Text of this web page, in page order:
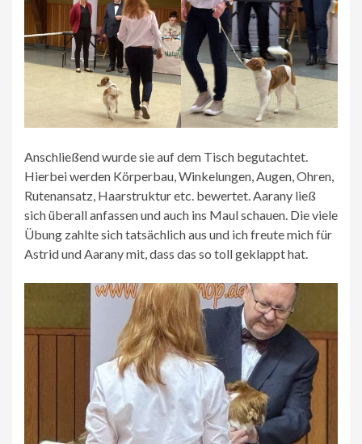
Anschließend wurde sie auf dem Tisch begutachtet.
Hierbei werden Körperbau, Winkelungen, Augen, Ohren,
Rutenansatz, Haarstruktur etc. bewertet. Aarany ließ
sich überall anfassen und auch ins Maul schauen. Die viele
Übung zahlte sich tatsächlich aus und ich freute mich für
Astrid und Aarany mit, dass das so toll geklappt hat.